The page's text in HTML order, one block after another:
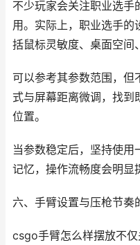
不少玩家会关注职业选手
用。实际上，职业选手的
括鼠标灵敏度、桌面空间
可以参考其参数范围，但
式与屏幕距离微调，找到
位置。
当参数稳定后，坚持使用
记忆，操作流畅度会明显
六、手臂设置与压枪节奏
csgo手臂怎么样摆放不